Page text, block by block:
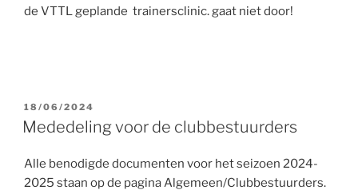
de VTTL geplande trainersclinic. gaat niet door!
GEPLAATST
OP
18/06/2024
Mededeling voor de clubbestuurders
Alle benodigde documenten voor het seizoen 2024-
2025 staan op de pagina Algemeen/Clubbestuurders.